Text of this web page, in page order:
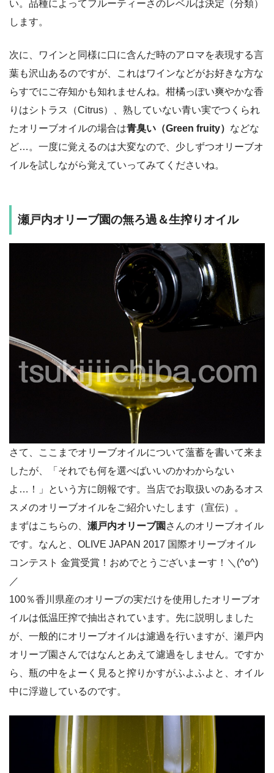
い。品種によってフルーティーさのレベルは決定（分類）
します。
次に、ワインと同様に口に含んだ時のアロマを表現する言
葉も沢山あるのですが、これはワインなどがお好きな方な
らすでにご存知かも知れませんね。柑橘っぽい爽やかな香
りはシトラス（Citrus）、熟していない青い実でつくられ
たオリーブオイルの場合は青臭い（Green fruity） などな
ど…。一度に覚えるのは大変なので、少しずつオリーブオ
イルを試しながら覚えていってみてくださいね。
瀬戸内オリーブ園の無ろ過＆生搾りオイル
さて、ここまでオリーブオイルについて薀蓄を書いて来ま
したが、「それでも何を選べばいいのかわからない
よ…！」という方に朗報です。当店でお取扱いのあるオス
スメのオリーブオイルをご紹介いたします（宣伝）。
まずはこちらの、 瀬戸内オリーブ園 さんのオリーブオイル
です。なんと、OLIVE JAPAN 2017 国際オリーブオイル
コンテスト 金賞受賞！おめでとうございまーす！＼(^o^)
／
100％香川県産のオリーブの実だけを使用したオリーブオ
イルは低温圧搾で抽出されています。先に説明しました
が、一般的にオリーブオイルは濾過を行いますが、瀬戸内
オリーブ園さんではなんとあえて濾過をしません。ですか
ら、瓶の中をよーく見ると搾りかすがふよふよと、オイル
中に浮遊しているのです。